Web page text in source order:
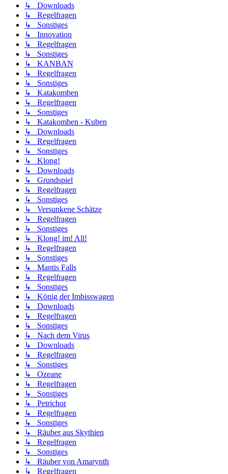
↳ Downloads
↳ Regelfragen
↳ Sonstiges
↳ Innovation
↳ Regelfragen
↳ Sonstiges
↳ KANBAN
↳ Regelfragen
↳ Sonstiges
↳ Katakomben
↳ Regelfragen
↳ Sonstiges
↳ Katakomben - Kuben
↳ Downloads
↳ Regelfragen
↳ Sonstiges
↳ Klong!
↳ Downloads
↳ Grundspiel
↳ Regelfragen
↳ Sonstiges
↳ Versunkene Schätze
↳ Regelfragen
↳ Sonstiges
↳ Klong! im! All!
↳ Regelfragen
↳ Sonstiges
↳ Mantis Falls
↳ Regelfragen
↳ Sonstiges
↳ König der Imbisswagen
↳ Downloads
↳ Regelfragen
↳ Sonstiges
↳ Nach dem Virus
↳ Downloads
↳ Regelfragen
↳ Sonstiges
↳ Ozeane
↳ Regelfragen
↳ Sonstiges
↳ Petrichor
↳ Regelfragen
↳ Sonstiges
↳ Räuber aus Skythien
↳ Regelfragen
↳ Sonstiges
↳ Räuber von Amarynth
↳ Regelfragen